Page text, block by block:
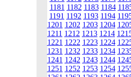
1181 1182 1183 1184
1191 1192 1193 1194
1201 1202 1203 1204
1211 1212 1213 1214
1221 1222 1223 1224
1231 1232 1233 1234
1241 1242 1243 1244
1251 1252 1253 1254